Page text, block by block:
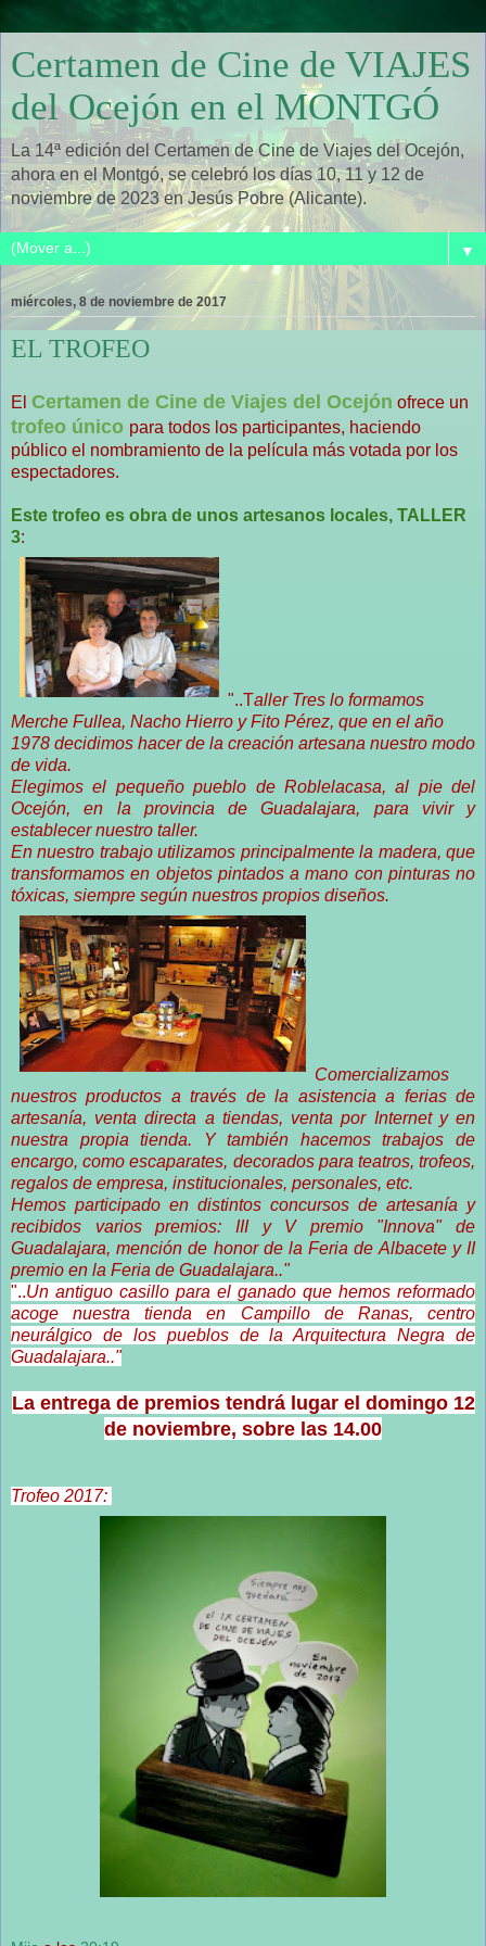
Certamen de Cine de VIAJES
del Ocejón en el MONTGÓ
La 14ª edición del Certamen de Cine de Viajes del Ocejón,
ahora en el Montgó, se celebró los días 10, 11 y 12 de
noviembre de 2023 en Jesús Pobre (Alicante).
▼
miércoles, 8 de noviembre de 2017
EL TROFEO
El Certamen de Cine de Viajes del Ocejón ofrece un
trofeo único para todos los participantes, haciendo
público el nombramiento de la película más votada por los
espectadores.
Este trofeo es obra de unos artesanos locales, TALLER
3:
"..Taller Tres lo formamos
Merche Fullea, Nacho Hierro y Fito Pérez, que en el año
1978 decidimos hacer de la creación artesana nuestro modo
de vida.
Elegimos el pequeño pueblo de Roblelacasa, al pie del
Ocejón, en la provincia de Guadalajara, para vivir y
establecer nuestro taller.
En nuestro trabajo utilizamos principalmente la madera, que
transformamos en objetos pintados a mano con pinturas no
tóxicas, siempre según nuestros propios diseños.
Comercializamos
nuestros productos a través de la asistencia a ferias de
artesanía, venta directa a tiendas, venta por Internet y en
nuestra propia tienda. Y también hacemos trabajos de
encargo, como escaparates, decorados para teatros, trofeos,
regalos de empresa, institucionales, personales, etc.
Hemos participado en distintos concursos de artesanía y
recibidos varios premios: III y V premio "Innova" de
Guadalajara, mención de honor de la Feria de Albacete y II
premio en la Feria de Guadalajara.."
"..Un antiguo casillo para el ganado que hemos reformado
acoge nuestra tienda en Campillo de Ranas, centro
neurálgico de los pueblos de la Arquitectura Negra de
Guadalajara.."
La entrega de premios tendrá lugar el domingo 12
de noviembre, sobre las 14.00
Trofeo 2017: